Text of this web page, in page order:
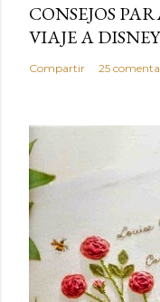
CONSEJOS
VIAJE A
Compartir 25